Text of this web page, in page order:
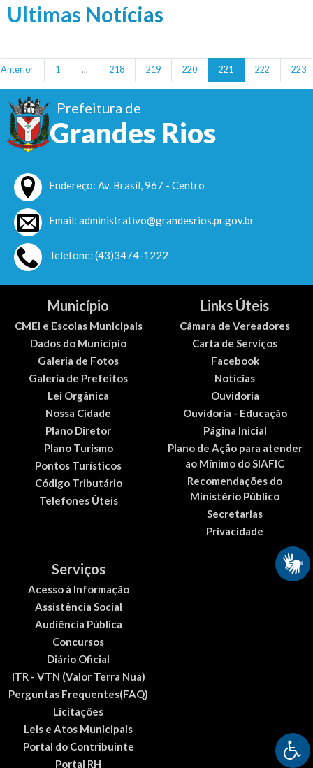
Ultimas Notícias
Anterior 1 ... 218 219 220 221 222 223
Prefeitura de
Grandes Rios
Endereço: Av. Brasil, 967 - Centro
Email: administrativo@grandesrios.pr.gov.br
Telefone: (43)3474-1222
Município
CMEI e Escolas Municipais
Dados do Município
Galeria de Fotos
Galeria de Prefeitos
Lei Orgânica
Nossa Cidade
Plano Diretor
Plano Turismo
Pontos Turísticos
Código Tributário
Telefones Úteis
Links Úteis
Câmara de Vereadores
Carta de Serviços
Facebook
Notícias
Ouvidoria
Ouvidoria - Educação
Página Inicial
Plano de Ação para atender
ao Mínimo do SIAFIC
Recomendações do
Ministério Público
Secretarias
Privacidade
Serviços
Acesso à Informação
Assistência Social
Audiência Pública
Concursos
Diário Oficial
ITR - VTN (Valor Terra Nua)
Perguntas Frequentes(FAQ)
Licitações
Leis e Atos Municipais
Portal do Contribuinte
Portal RH